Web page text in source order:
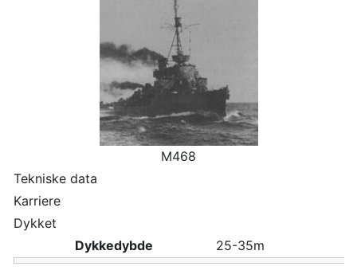
M468
Tekniske data
Karriere
Dykket
Dykkedybde
25-35m